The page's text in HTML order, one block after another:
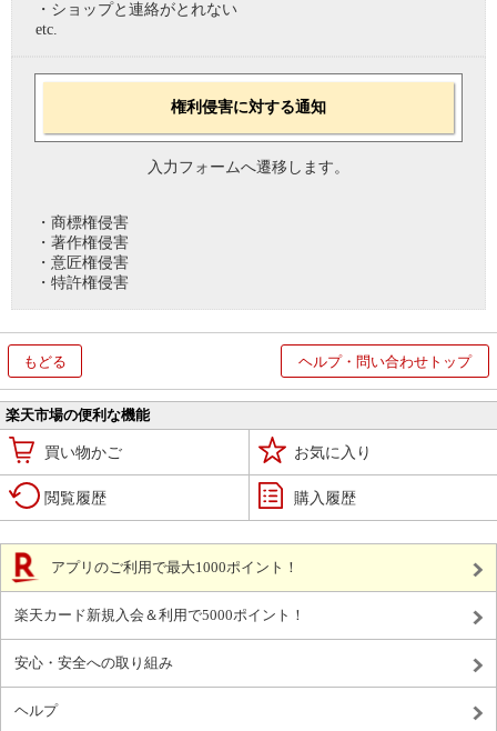
・ショップと連絡がとれない
etc.
権利侵害に対する通知
入力フォームへ遷移します。
・商標権侵害
・著作権侵害
・意匠権侵害
・特許権侵害
もどる ヘルプ・問い合わせトップ
楽天市場の便利な機能
買い物かご お気に入り
閲覧履歴 購入履歴
アプリのご利用で最大1000ポイント！
楽天カード新規入会＆利用で5000ポイント！
安心・安全への取り組み
ヘルプ